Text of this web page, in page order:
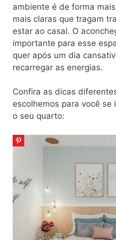
ambiente é de forma
mais claras que tragam
estar ao casal. O
importante para esse
quer após um dia
recarregar as energias.
Confira as dicas
escolhemos para você se
o seu quarto: